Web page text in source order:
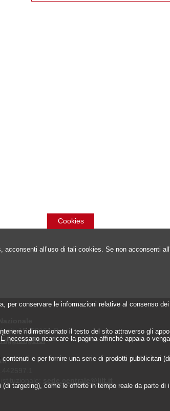
15, 00161 Roma
»
Cookies
all’uso di tali cookies. Se non acconsenti
per conservare le informazioni relative al consenso
ridimensionato il testo del sito attraverso gli
ricaricare la pagina affinché appaia o
e per fornire una serie di prodotti pubblicitari
targeting), come le offerte in tempo reale da parte di